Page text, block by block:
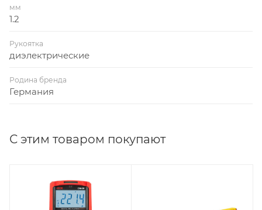
мм
1.2
Рукоятка
диэлектрические
Родина бренда
Германия
С этим товаром покупают